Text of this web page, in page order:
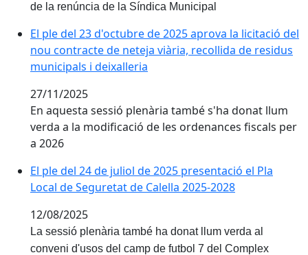
de la renúncia de la Síndica Municipal
El ple del 23 d'octubre de 2025 aprova la licitació
El ple del 23 d'octubre de 2025 aprova la licitació del
nou contracte de neteja viària, recollida de residus
municipals i deixalleria
27/11/2025
En aquesta sessió plenària també s'ha donat llum
verda a la modificació de les ordenances fiscals per
a 2026
El ple del 24 de juliol de 2025 presentació el Pla
El ple del 24 de juliol de 2025 presentació el Pla
Local de Seguretat de Calella 2025-2028
12/08/2025
La sessió plenària també ha donat llum verda al
conveni d'usos del camp de futbol 7 del Complex